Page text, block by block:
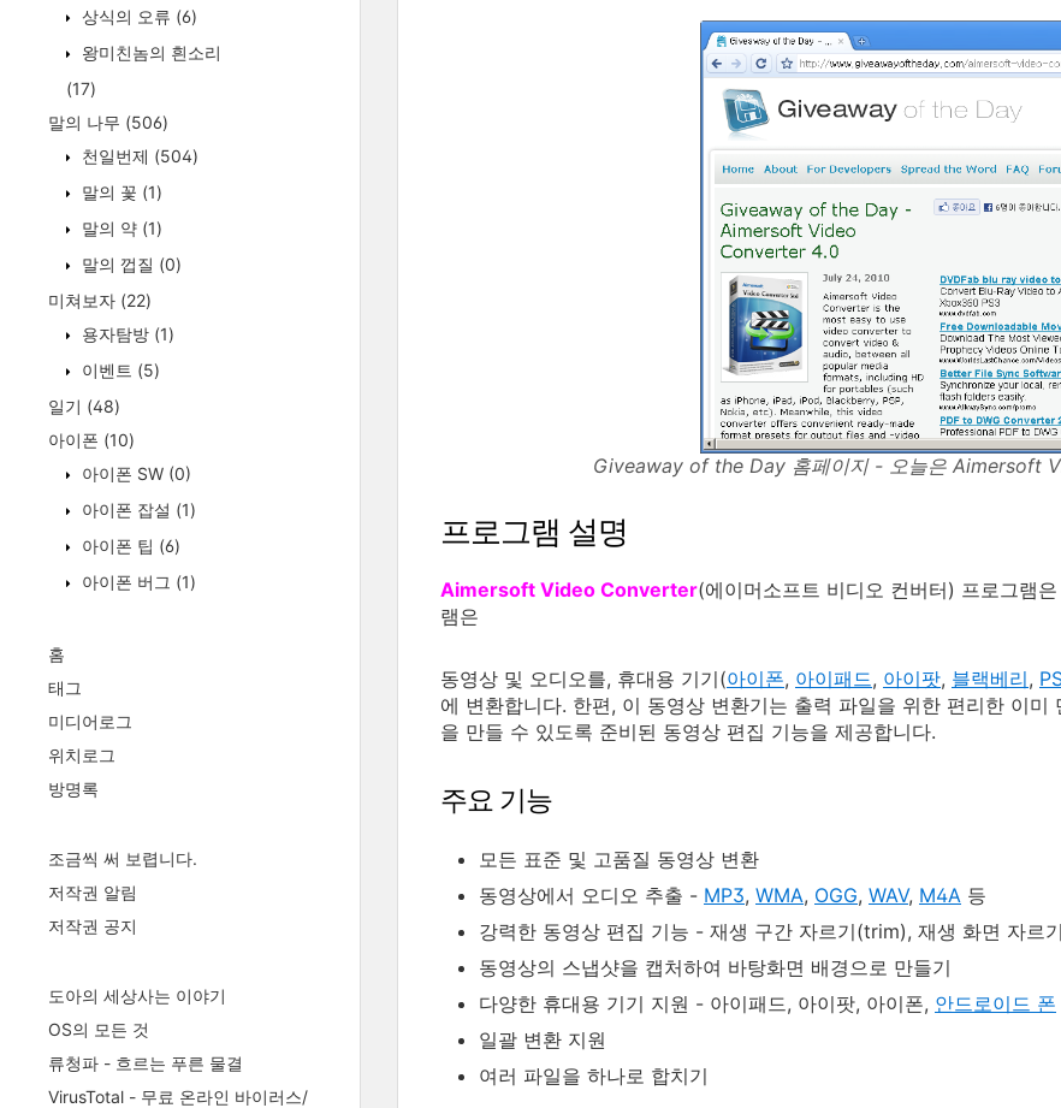
상식의 오류 (6)
왕미친놈의 흰소리
(17)
말의 나무 (506)
천일번제 (504)
말의 꽃 (1)
말의 약 (1)
말의 껍질 (0)
미쳐보자 (22)
용자탐방 (1)
이벤트 (5)
일기 (48)
아이폰 (10)
아이폰 SW (0)
아이폰 잡설 (1)
아이폰 팁 (6)
아이폰 버그 (1)
홈
태그
미디어로그
위치로그
방명록
조금씩 써 보렵니다.
저작권 알림
저작권 공지
도아의 세상사는 이야기
OS의 모든 것
류청파 - 흐르는 푸른 물결
VirusTotal - 무료 온라인 바이러스/
Giveaway of the Day 홈페이지 - 오늘은 Aimersoft
프로그램 설명
Aimersoft Video Converter(에이머소프트 비디오 컨버터) 프로그램
램은
동영상 및 오디오를, 휴대용 기기(아이폰, 아이패드, 아이팟, 블랙베리,
에 변환합니다. 한편, 이 동영상 변환기는 출력 파일을 위한 편리한 이
을 만들 수 있도록 준비된 동영상 편집 기능을 제공합니다.
주요 기능
모든 표준 및 고품질 동영상 변환
동영상에서 오디오 추출 - MP3, WMA, OGG, WAV, M4A 등
강력한 동영상 편집 기능 - 재생 구간 자르기(trim), 재생 화면 자르
동영상의 스냅샷을 캡처하여 바탕화면 배경으로 만들기
다양한 휴대용 기기 지원 - 아이패드, 아이팟, 아이폰, 안드로이드 폰
일괄 변환 지원
여러 파일을 하나로 합치기